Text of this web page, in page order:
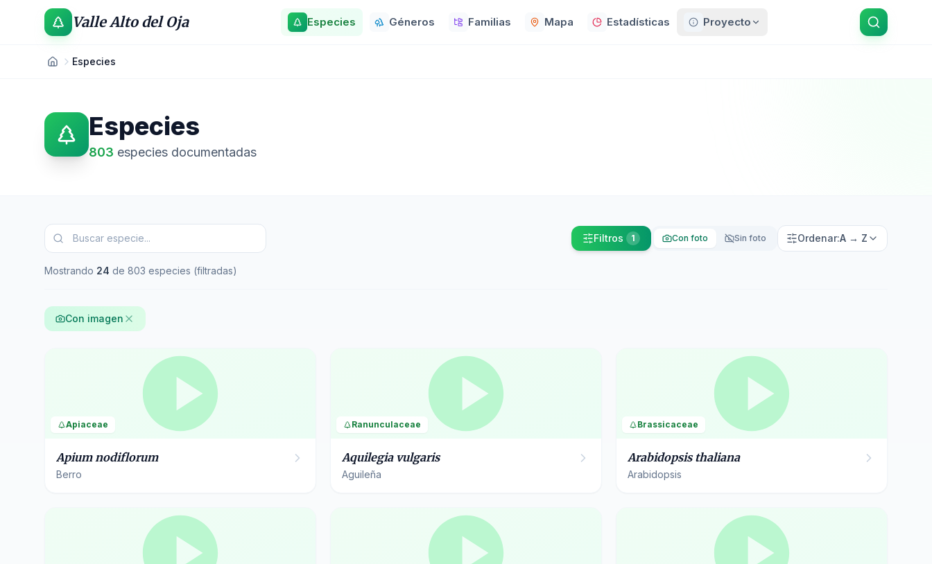
Valle Alto del Oja Especies Géneros Familias Mapa Estadísticas Proyecto
Especies
Especies
803 especies documentadas
Filtros 1 Con foto Sin foto Ordenar:A → Z
Mostrando 24 de 803 especies (filtradas)
Con imagen
Apiaceae
Apium nodiflorum
Berro
Ranunculaceae
Aquilegia vulgaris
Aguileña
Brassicaceae
Arabidopsis thaliana
Arabidopsis